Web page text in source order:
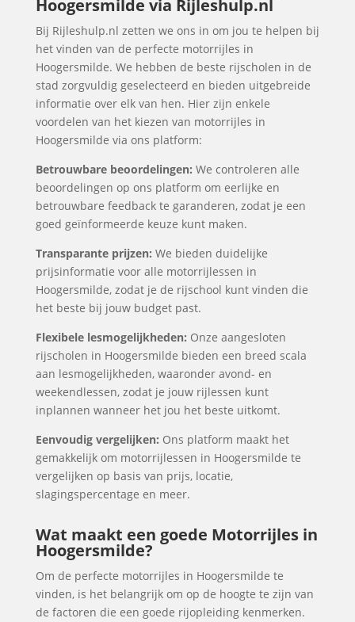
Hoogersmilde via Rijleshulp.nl
Bij Rijleshulp.nl zetten we ons in om jou te helpen bij
het vinden van de perfecte motorrijles in
Hoogersmilde. We hebben de beste rijscholen in de
stad zorgvuldig geselecteerd en bieden uitgebreide
informatie over elk van hen. Hier zijn enkele
voordelen van het kiezen van motorrijles in
Hoogersmilde via ons platform:
Betrouwbare beoordelingen: We controleren alle
beoordelingen op ons platform om eerlijke en
betrouwbare feedback te garanderen, zodat je een
goed geïnformeerde keuze kunt maken.
Transparante prijzen: We bieden duidelijke
prijsinformatie voor alle motorrijlessen in
Hoogersmilde, zodat je de rijschool kunt vinden die
het beste bij jouw budget past.
Flexibele lesmogelijkheden: Onze aangesloten
rijscholen in Hoogersmilde bieden een breed scala
aan lesmogelijkheden, waaronder avond- en
weekendlessen, zodat je jouw rijlessen kunt
inplannen wanneer het jou het beste uitkomt.
Eenvoudig vergelijken: Ons platform maakt het
gemakkelijk om motorrijlessen in Hoogersmilde te
vergelijken op basis van prijs, locatie,
slagingspercentage en meer.
Wat maakt een goede Motorrijles in
Hoogersmilde?
Om de perfecte motorrijles in Hoogersmilde te
vinden, is het belangrijk om op de hoogte te zijn van
de factoren die een goede rijopleiding kenmerken.